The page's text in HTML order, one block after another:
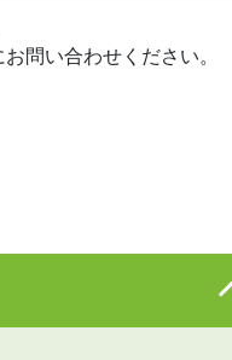
問い合わせください。